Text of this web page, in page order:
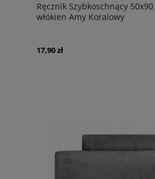
Ręcznik Szybkoschnący
włókien Amy Koralowy
17,90 zł